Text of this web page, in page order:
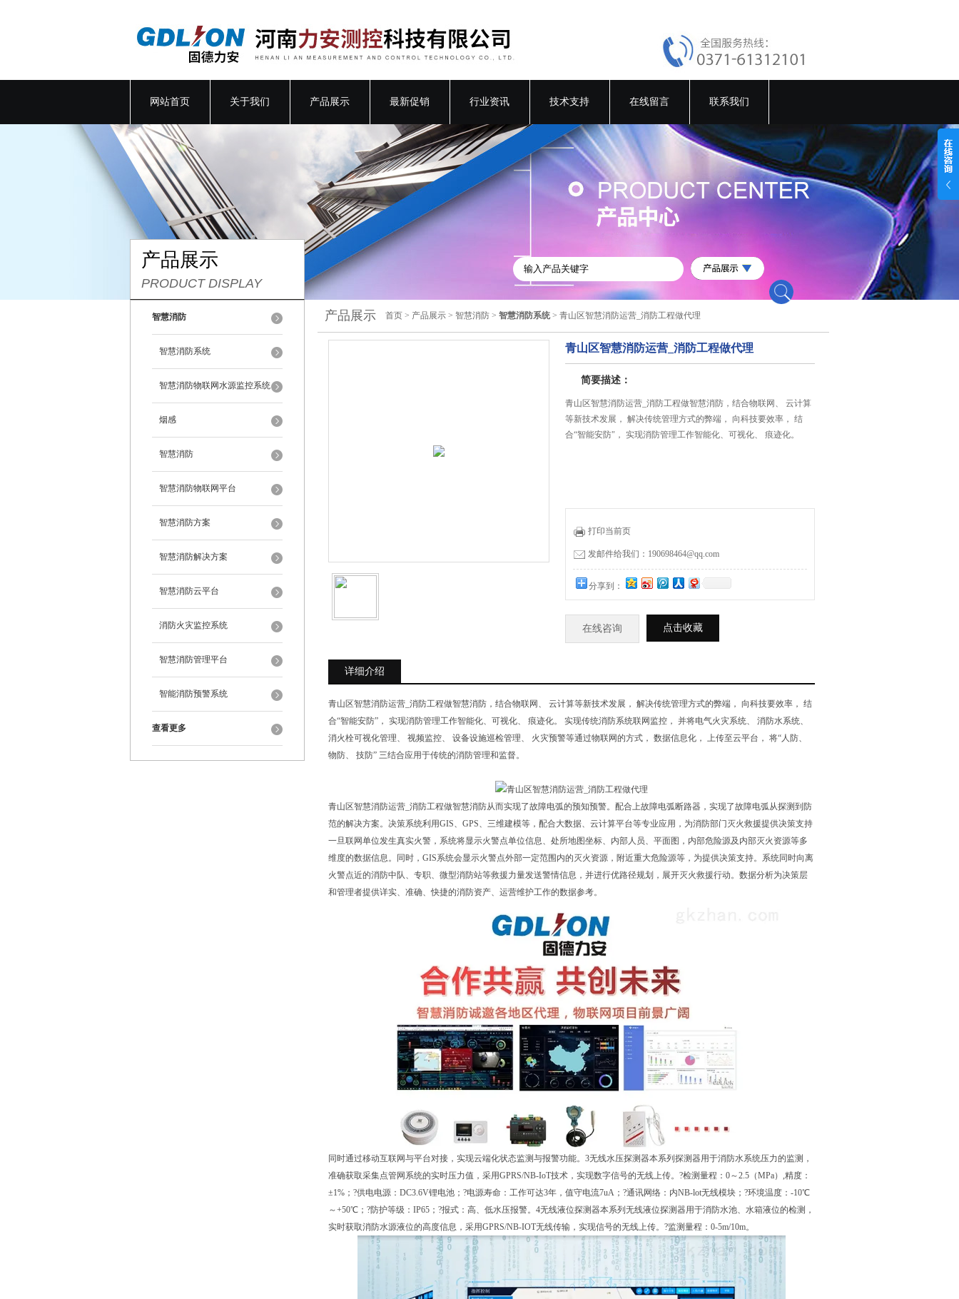
网站首页 关于我们 产品展示 最新促销 行业资讯 技术支持 在线留言 联系我们
产品展示
PRODUCT DISPLAY
智慧消防
智慧消防系统
智慧消防物联网水源监控系统
烟感
智慧消防
智慧消防物联网平台
智慧消防方案
智慧消防解决方案
智慧消防云平台
消防火灾监控系统
智慧消防管理平台
智能消防预警系统
查看更多
产品展示 首页 > 产品展示 > 智慧消防 > 智慧消防系统 > 青山区智慧消防运营_消防工程做代理
青山区智慧消防运营_消防工程做代理
简要描述：
青山区智慧消防运营_消防工程做智慧消防，结合物联网、 云计算
等新技术发展， 解决传统管理方式的弊端， 向科技要效率， 结
合“智能安防"， 实现消防管理工作智能化、可视化、 痕迹化。
打印当前页
发邮件给我们：190698464@qq.com
分享到：
在线咨询 点击收藏
详细介绍
青山区智慧消防运营_消防工程做智慧消防，结合物联网、 云计算等新技术发展， 解决传统管理方式的弊端， 向科技要效率， 结
合“智能安防”， 实现消防管理工作智能化、可视化、 痕迹化。 实现传统消防系统联网监控， 并将电气火灾系统、 消防水系统、
消火栓可视化管理、 视频监控、 设备设施巡检管理、 火灾预警等通过物联网的方式， 数据信息化， 上传至云平台， 将“人防、
物防、 技防” 三结合应用于传统的消防管理和监督。
青山区智慧消防运营_消防工程做智慧消防从而实现了故障电弧的预知预警。配合上故障电弧断路器，实现了故障电弧从探测到防
范的解决方案。决策系统利用GIS、GPS、三维建模等，配合大数据、云计算平台等专业应用，为消防部门灭火救援提供决策支持
一旦联网单位发生真实火警，系统将显示火警点单位信息、处所地图坐标、内部人员、平面图，内部危险源及内部灭火资源等多
维度的数据信息。同时，GIS系统会显示火警点外部一定范围内的灭火资源，附近重大危险源等，为提供决策支持。系统同时向离
火警点近的消防中队、专职、微型消防站等救援力量发送警情信息，并进行优路径规划，展开灭火救援行动。数据分析为决策层
和管理者提供详实、准确、快捷的消防资产、运营维护工作的数据参考。
同时通过移动互联网与平台对接，实现云端化状态监测与报警功能。3无线水压探测器本系列探测器用于消防水系统压力的监测，
准确获取采集点管网系统的实时压力值，采用GPRS/NB-IoT技术，实现数字信号的无线上传。?检测量程：0～2.5（MPa）,精度：
±1%；?供电电源：DC3.6V锂电池；?电源寿命：工作可达3年，值守电流7uA；?通讯网络：内NB-lot无线模块；?环境温度：-10℃
～+50℃；?防护等级：IP65；?报式：高、低水压报警。4无线液位探测器本系列无线液位探测器用于消防水池、水箱液位的检测，
实时获取消防水源液位的高度信息，采用GPRS/NB-IOT无线传输，实现信号的无线上传。?监测量程：0-5m/10m。